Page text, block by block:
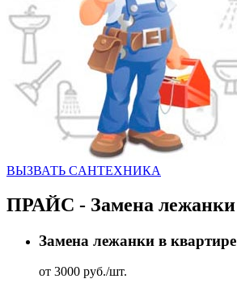
ВЫЗВАТЬ CАНТЕХНИКА
ПРАЙС - Замена лежанки
Замена лежанки в квартире
от 3000 руб./шт.